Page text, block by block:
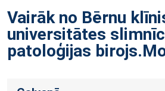
Vairāk no Bērnu
universitātes
patoloģijas